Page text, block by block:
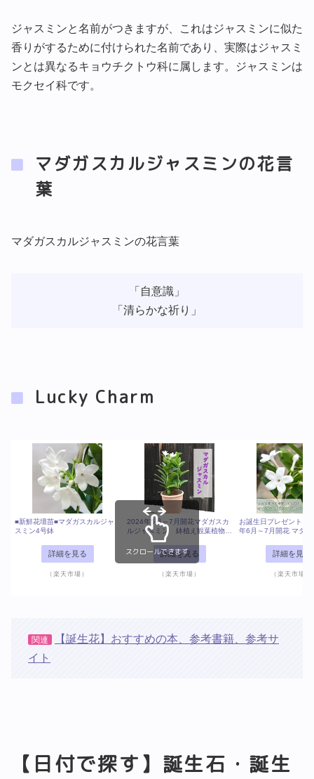
ジャスミンと名前がつきますが、これはジャスミンに似た
香りがするために付けられた名前であり、実際はジャスミ
ンとは異なるキョウチクトウ科に属します。ジャスミンは
モクセイ科です。
マダガスカルジャスミンの花言
葉
マダガスカルジャスミンの花言葉
「自意識」
「清らかな祈り」
Lucky Charm
■新鮮花壇苗■マダガスカルジャ
スミン4号鉢
詳細を見る
（楽天市場）
2024年5月～7月開花マダガスカ
ルジャスミン 鉢植え観葉植物つ
る性 熱帯植物インテリア グリ
ーン 7月中旬までのお届けは開
花が楽しめます
詳細を見る
（楽天市場）
お誕生日プレゼントに
年6月～7月開花 マダガ
植物 つる性 インテリ
ン 7月中旬までのお
詳細を見る
（楽天市場）
スクロールできます
関連
【誕生花】おすすめの本、参考書籍、参考サ
イト
【日付で探す】誕生石・誕生